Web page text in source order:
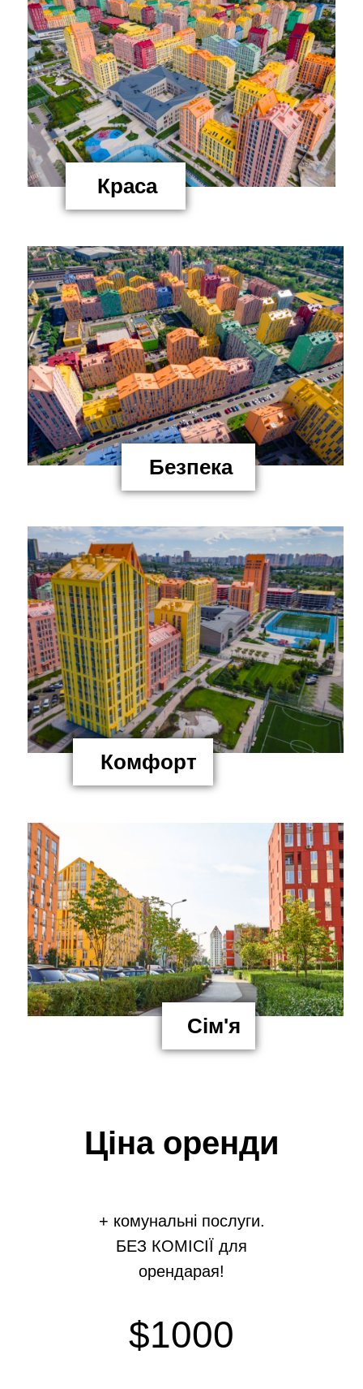
Безпека
Краса
Комфорт
Сім'я
Ціна оренди
+ комунальні послуги.
БЕЗ КОМІСІЇ для
орендарая!
$1000